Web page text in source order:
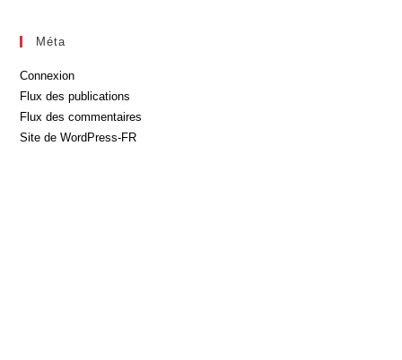
Méta
Connexion
Flux des publications
Flux des commentaires
Site de WordPress-FR